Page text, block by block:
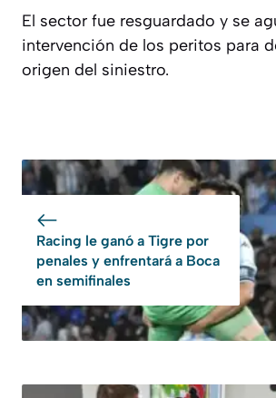
El sector fue resguardado y se
intervención de los peritos para
origen del siniestro.
Racing le ganó a Tigre por
penales y enfrentará a Boca
en semifinales